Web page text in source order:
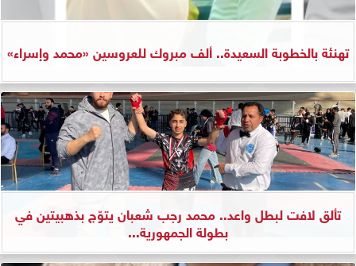
تهنئة بالخطوبة السعيدة.. ألف مبروك للعروسين «محمد وإسراء»
تألق لافت لبطل واعد.. محمد رجب شعبان يتوّج بذهبيتين في
بطولة الجمهورية...